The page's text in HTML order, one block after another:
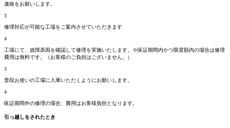
連絡をお願いします。
3
修理対応が可能な工場をご案内させていただきます
4
工場にて、故障原因を確認して修理を実施いたします。 ※保証期間内かつ限度額内の場合は修理
費用は無料です。
（お客様のご負担はございません。）
3
普段お使いの工場に入庫いただくようにお願いします。
4
保証期間外の修理の場合、費用はお客様負担となります。
引っ越しをされたとき